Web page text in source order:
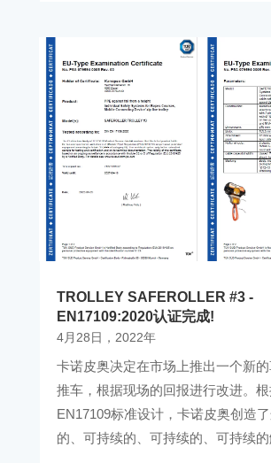
TROLLEY SAFEROLLER #3 -
EN17109:2020认证完成!
4月28日，2022年
卡诺皮奥决定在市场上推出一个新
推车，根据现场的回报进行改进。
EN17109标准设计，卡诺皮奥创造
的、可持续的、可持续的、可持续的